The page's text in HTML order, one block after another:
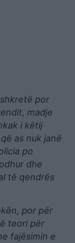
por
madje
i këtij
as nuk janë
po
dhe
të qendrës
por për
teori për
fajësimin e